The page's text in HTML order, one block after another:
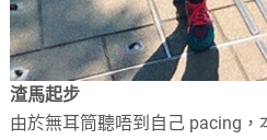
渣馬起步
由於無耳筒聽唔到自己 pacing